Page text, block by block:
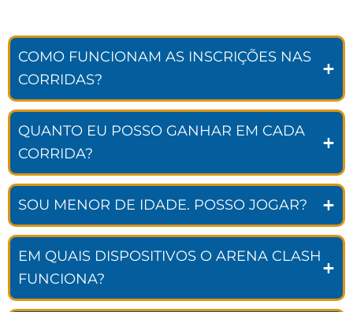
COMO FUNCIONAM AS INSCRIÇÕES NAS
CORRIDAS?
QUANTO EU POSSO GANHAR EM CADA
CORRIDA?
SOU MENOR DE IDADE. POSSO JOGAR?
EM QUAIS DISPOSITIVOS O ARENA CLASH
FUNCIONA?